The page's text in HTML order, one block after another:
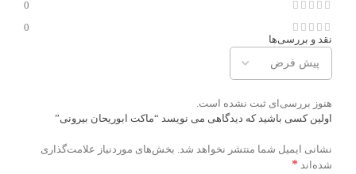
0
0
نقد و بررسی‌ها
هنوز بررسی‌ای ثبت نشده است.
اولین کسی باشید که دیدگاهی می نویسد “ماکت ابوریحان بیرونی”
نشانی ایمیل شما منتشر نخواهد شد. بخش‌های موردنیاز علامت‌گذاری
شده‌اند *